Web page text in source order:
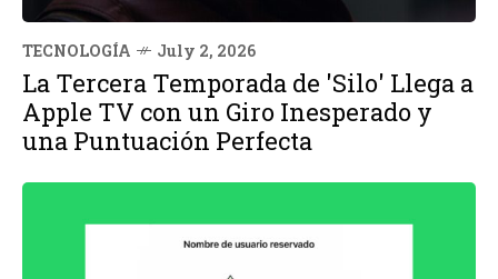
TECNOLOGÍA July 2, 2026
La Tercera Temporada de 'Silo' Llega a
Apple TV con un Giro Inesperado y
una Puntuación Perfecta